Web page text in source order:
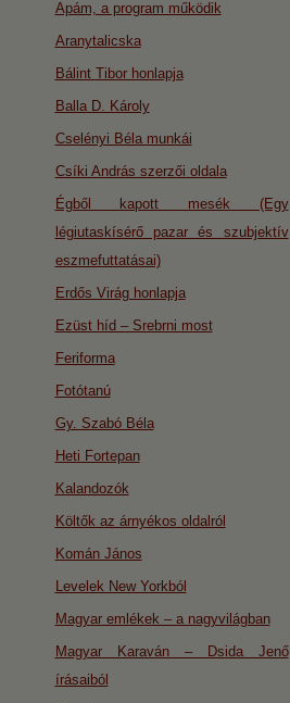
Apám, a program működik
Aranytalicska
Bálint Tibor honlapja
Balla D. Károly
Cselényi Béla munkái
Csíki András szerzői oldala
Égből kapott mesék (Egy
légiutaskísérő pazar és szubjektív
eszmefuttatásai)
Erdős Virág honlapja
Ezüst híd – Srebrni most
Feriforma
Fotótanú
Gy. Szabó Béla
Heti Fortepan
Kalandozók
Költők az árnyékos oldalról
Komán János
Levelek New Yorkból
Magyar emlékek – a nagyvilágban
Magyar Karaván – Dsida Jenő
írásaiból